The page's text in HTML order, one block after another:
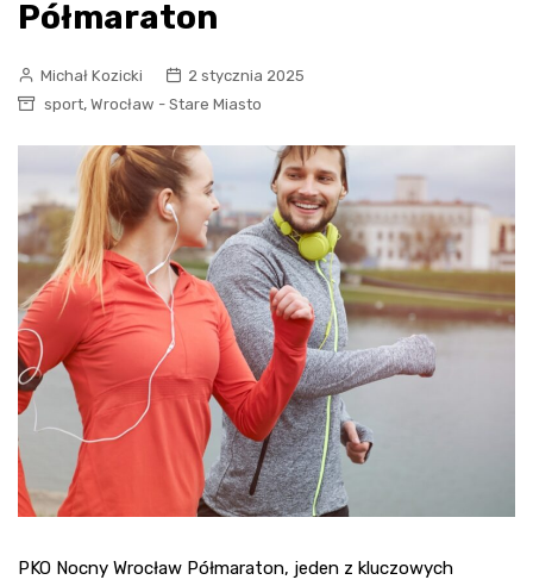
Półmaraton
Michał Kozicki
2 stycznia 2025
sport, Wrocław - Stare Miasto
PKO Nocny Wrocław Półmaraton, jeden z kluczowych